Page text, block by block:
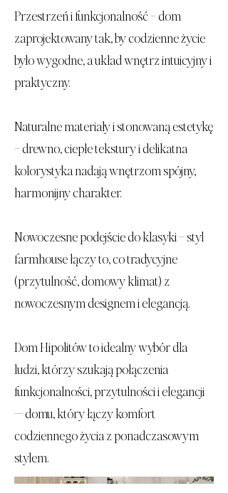
Przestrzeń i funkcjonalność – dom
zaprojektowany tak, by codzienne życie
było wygodne, a układ wnętrz intuicyjny i
praktyczny.
Naturalne materiały i stonowaną estetykę
– drewno, ciepłe tekstury i delikatna
kolorystyka nadają wnętrzom spójny,
harmonijny charakter.
Nowoczesne podejście do klasyki – styl
farmhouse łączy to, co tradycyjne
(przytulność, domowy klimat) z
nowoczesnym designem i elegancją.
Dom Hipolitów to idealny wybór dla
ludzi, którzy szukają połączenia
funkcjonalności, przytulności i elegancji
— domu, który łączy komfort
codziennego życia z ponadczasowym
stylem.